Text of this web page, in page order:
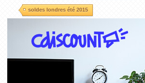
soldes londres été 2015